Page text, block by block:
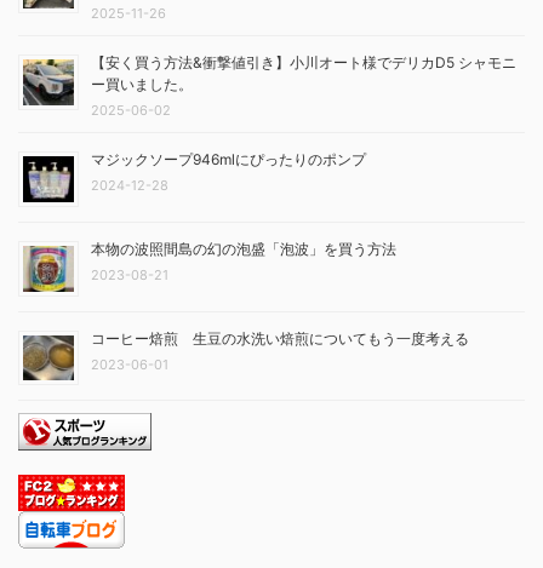
2025-11-26
【安く買う方法&衝撃値引き】小川オート様でデリカD5 シャモニ
ー買いました。
2025-06-02
マジックソープ946mlにぴったりのポンプ
2024-12-28
本物の波照間島の幻の泡盛「泡波」を買う方法
2023-08-21
コーヒー焙煎 生豆の水洗い焙煎についてもう一度考える
2023-06-01